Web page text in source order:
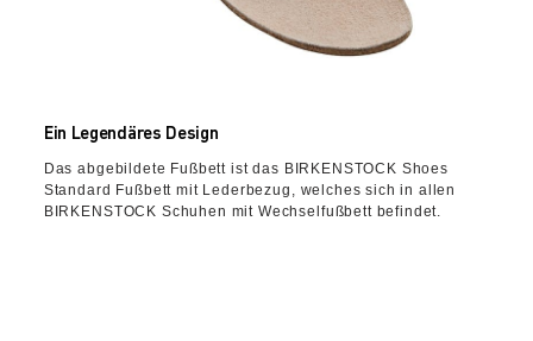
Ein Legendäres Design
Das abgebildete Fußbett ist das BIRKENSTOCK Shoes
Standard Fußbett mit Lederbezug, welches sich in allen
BIRKENSTOCK Schuhen mit Wechselfußbett befindet.